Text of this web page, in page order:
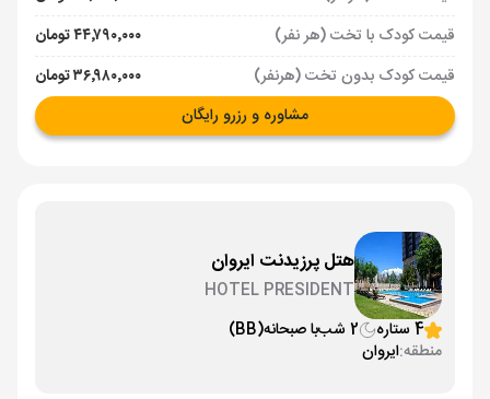
قیمت کودک با تخت (هر نفر)
۴۴٬۷۹۰٬۰۰۰ تومان
قیمت کودک بدون تخت (هرنفر)
۳۶٬۹۸۰٬۰۰۰ تومان
مشاوره و رزرو رایگان
هتل پرزیدنت ایروان
HOTEL PRESIDENT
4 ستاره
2 شب با صبحانه(BB)
منطقه:ایروان